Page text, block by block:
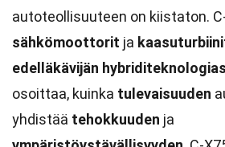
autoteollisuuteen on kiistaton.
sähkömoottorit ja
edelläkävijän
osoittaa, kuinka tulevaisuuden
yhdistää tehokkuuden ja